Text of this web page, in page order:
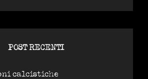
POST RECENTI
calcistiche